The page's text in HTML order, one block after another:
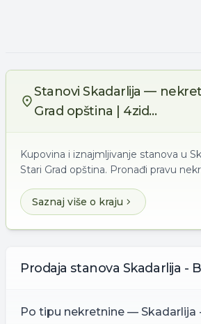
Stanovi Skadarlija —
Grad opština | 4zid...
Kupovina i iznajmljivanje stanova u
Stari Grad opština. Pronađi pravu
Saznaj više o kraju
Prodaja stanova Skadarlija -
Po tipu nekretnine — Skadarlija